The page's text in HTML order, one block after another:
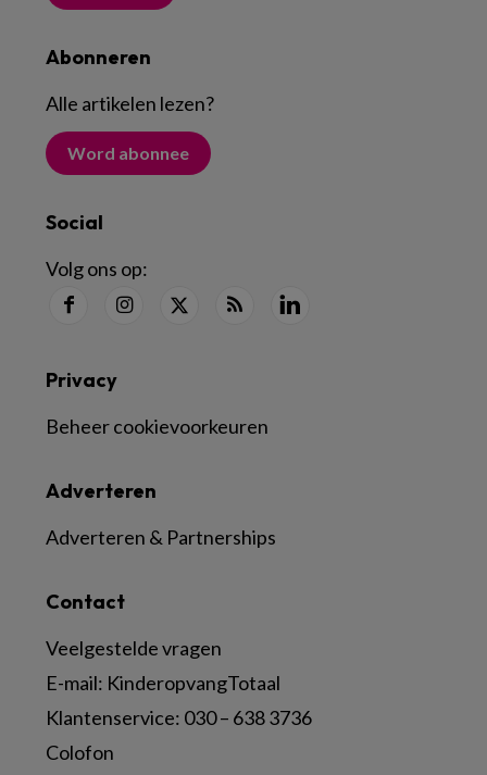
Abonneren
Alle artikelen lezen?
Word abonnee
Social
Volg ons op:
Contact
Veelgestelde vragen
E-mail: KinderopvangTotaal
Klantenservice: 030 – 638 3736
Colofon
Adverteren
Adverteren & Partnerships
Privacy
Beheer cookievoorkeuren